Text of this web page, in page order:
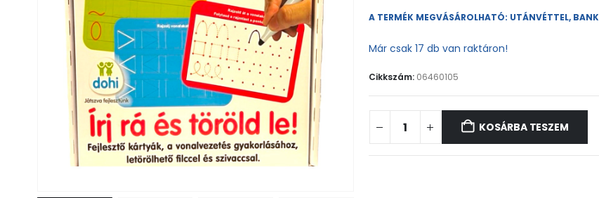
A TERMÉK MEGVÁSÁROLHATÓ: UTÁNVÉTTEL,
Már csak 17 db van raktáron!
Cikkszám: 06460105
KOSÁRBA TESZEM